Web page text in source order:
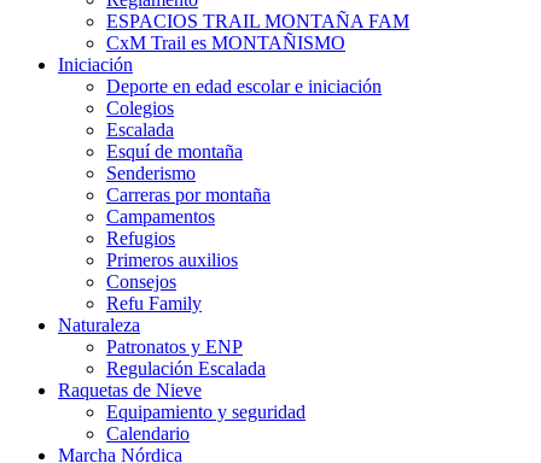
ESPACIOS TRAIL MONTAÑA FAM
CxM Trail es MONTAÑISMO
Iniciación
Deporte en edad escolar e iniciación
Colegios
Escalada
Esquí de montaña
Senderismo
Carreras por montaña
Campamentos
Refugios
Primeros auxilios
Consejos
Refu Family
Naturaleza
Patronatos y ENP
Regulación Escalada
Raquetas de Nieve
Equipamiento y seguridad
Calendario
Marcha Nórdica